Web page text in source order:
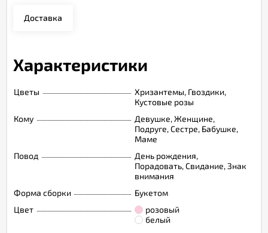
Доставка
Характеристики
Цветы
Хризантемы, Гвоздики,
Кустовые розы
Кому
Девушке, Женщине,
Подруге, Сестре, Бабушке,
Маме
Повод
День рождения,
Порадовать, Свидание, Знак
внимания
Форма сборки
Букетом
Цвет
розовый
белый